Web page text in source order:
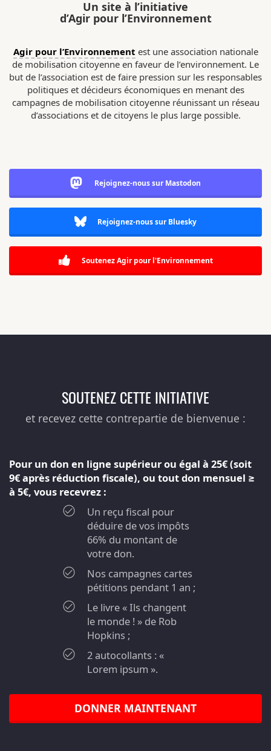
Un site à l’initiative
d’Agir pour l’Environnement
Agir pour l’Environnement est une association nationale
de mobilisation citoyenne en faveur de l’environnement. Le
but de l’association est de faire pression sur les responsables
politiques et décideurs économiques en menant des
campagnes de mobilisation citoyenne réunissant un réseau
d’associations et de citoyens le plus large possible.
Rejoignez-nous sur Mastodon
Rejoignez-nous sur Bluesky
Soutenez Agir pour l'Environnement
SOUTENEZ CETTE INITIATIVE
et recevez cette contrepartie de bienvenue :
Pour un don en ligne supérieur ou égal à 25€ (soit
9€ après réduction fiscale), ou tout don mensuel ≥
à 5€, vous recevrez :
Un reçu fiscal pour
déduire de vos impôts
66% du montant de
votre don.
Nos campagnes cartes
pétitions pendant 1 an ;
Le livre « Ils changent
le monde ! » de Rob
Hopkins ;
2 autocollants : «
Lorem ipsum ».
DONNER MAINTENANT